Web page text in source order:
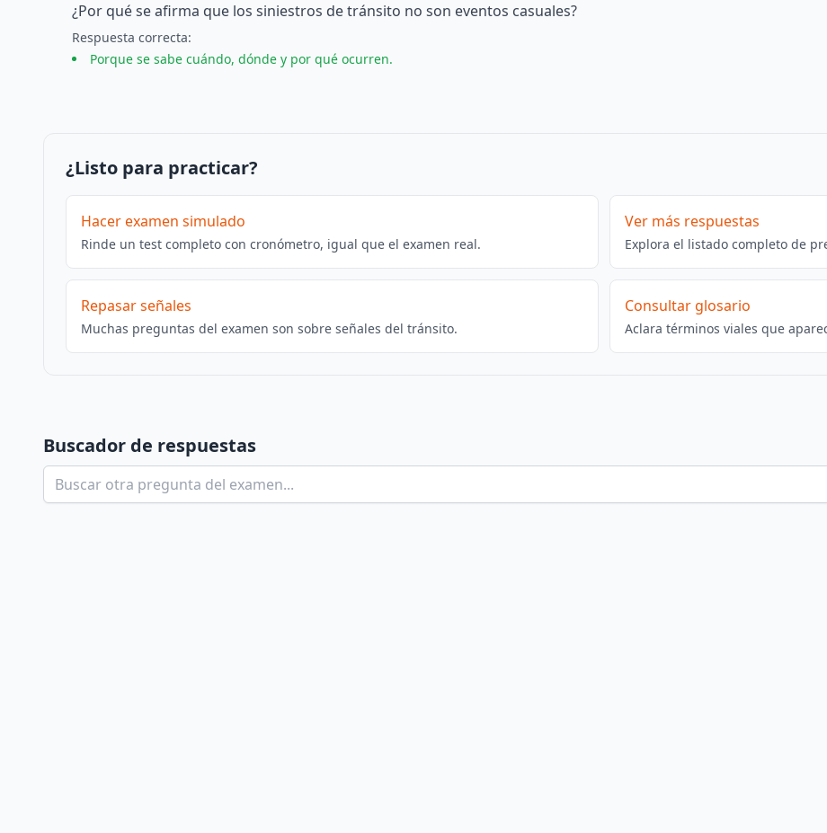
¿Por qué se afirma que los siniestros de tránsito no son eventos casuales?
Respuesta correcta:
Porque se sabe cuándo, dónde y por qué ocurren.
¿Listo para practicar?
Hacer examen simulado
Rinde un test completo con cronómetro, igual que el examen real.
Ver más respuestas
Explora el listado completo de
Repasar señales
Muchas preguntas del examen son sobre señales del tránsito.
Consultar glosario
Aclara términos viales que
Buscador de respuestas